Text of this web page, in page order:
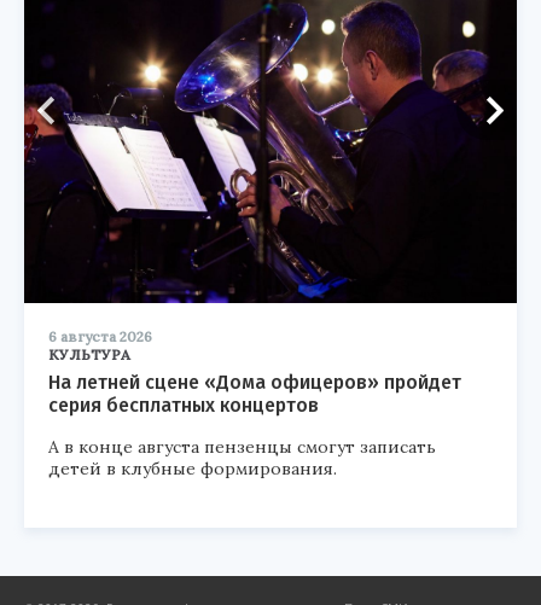
6 августа 2026
КУЛЬТУРА
На летней сцене «Дома офицеров» пройдет
серия бесплатных концертов
А в конце августа пензенцы смогут записать
детей в клубные формирования.